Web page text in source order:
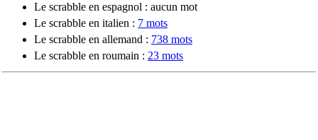
Le scrabble en espagnol : aucun mot
Le scrabble en italien : 7 mots
Le scrabble en allemand : 738 mots
Le scrabble en roumain : 23 mots